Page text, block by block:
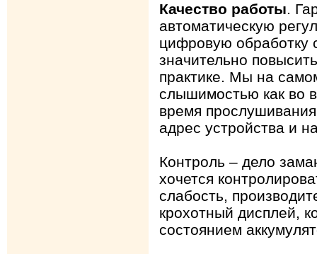
Качество работы.
автоматическую
цифровую обработку
значительно
практике. Мы на
слышимостью как во
время
адрес устройства и
Контроль – дело
хочется
слабость,
крохотный дисплей,
состоянием